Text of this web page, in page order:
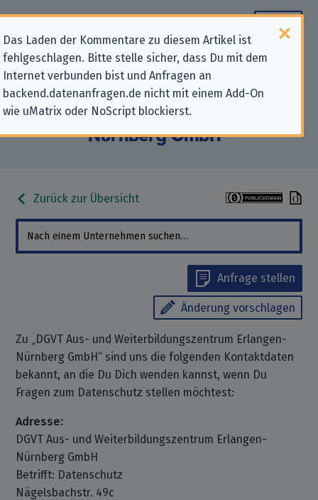
Das Laden der Kommentare zu diesem Artikel ist
fehlgeschlagen. Bitte stelle sicher, dass Du mit dem
Internet verbunden bist und Anfragen an
backend.datenanfragen.de nicht mit einem Add-On
wie uMatrix oder NoScript blockierst.
Datenschutz-Kontaktdaten für
„DGVT Aus- und
Weiterbildungszentrum Erlangen-
Nürnberg GmbH“
Zurück zur Übersicht
Anfrage stellen
Änderung vorschlagen
Zu „DGVT Aus- und Weiterbildungszentrum Erlangen-
Nürnberg GmbH“ sind uns die folgenden Kontaktdaten
bekannt, an die Du Dich wenden kannst, wenn Du
Fragen zum Datenschutz stellen möchtest:
Adresse:
DGVT Aus- und Weiterbildungszentrum Erlangen-
Nürnberg GmbH
Betrifft: Datenschutz
Nägelsbachstr. 49c